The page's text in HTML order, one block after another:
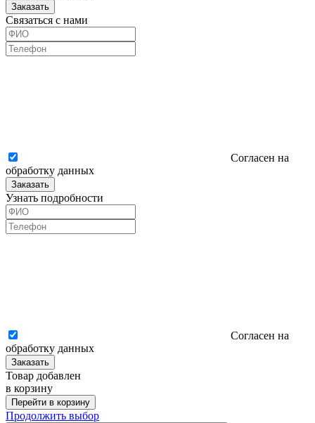
Заказать
Связаться с нами
Согласен на
обработку данных
Заказать
Узнать подробности
Согласен на
обработку данных
Заказать
Товар добавлен
в корзину
Перейти в корзину
Продолжить выбор